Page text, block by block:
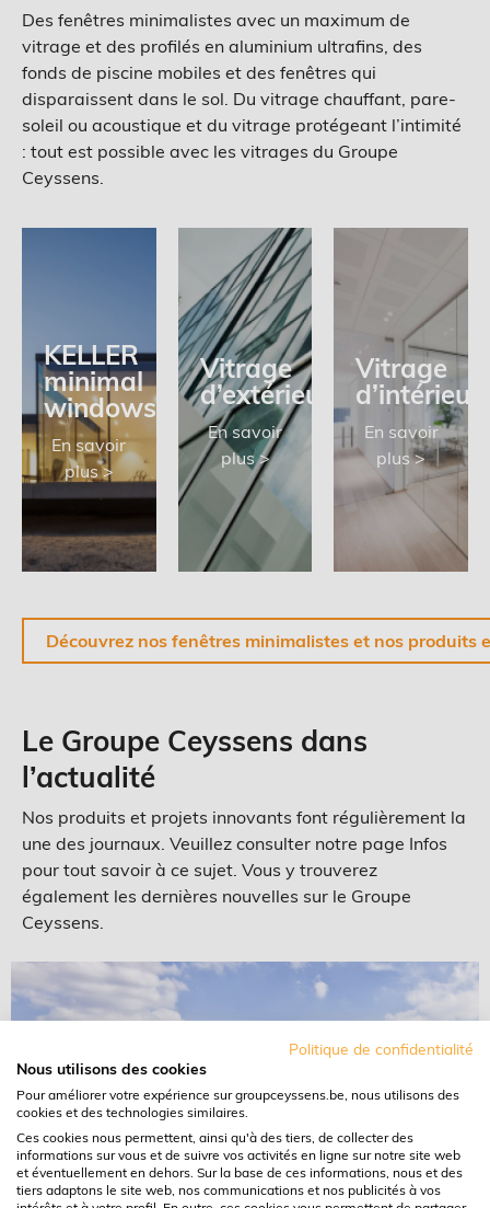
Des fenêtres minimalistes avec un maximum de
vitrage et des profilés en aluminium ultrafins, des
fonds de piscine mobiles et des fenêtres qui
disparaissent dans le sol. Du vitrage chauffant, pare-
soleil ou acoustique et du vitrage protégeant l’intimité
: tout est possible avec les vitrages du Groupe
Ceyssens.
KELLER
minimal
windows®
En savoir
plus >
Vitrage
d’extérieur
En savoir
plus >
Vitrage
d’intérieur
En savoir
plus >
Découvrez nos fenêtres minimalistes et nos produits
Le Groupe Ceyssens dans
l’actualité
Nos produits et projets innovants font régulièrement la
une des journaux. Veuillez consulter notre page Infos
pour tout savoir à ce sujet. Vous y trouverez
également les dernières nouvelles sur le Groupe
Ceyssens.
Politique de confidentialité
Nous utilisons des cookies
Pour améliorer votre expérience sur groupceyssens.be, nous utilisons des
cookies et des technologies similaires.
Ces cookies nous permettent, ainsi qu'à des tiers, de collecter des
informations sur vous et de suivre vos activités en ligne sur notre site web
et éventuellement en dehors. Sur la base de ces informations, nous et des
tiers adaptons le site web, nos communications et nos publicités à vos